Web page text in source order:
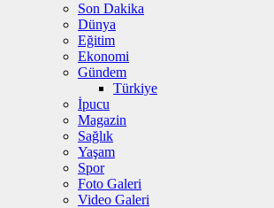
Son Dakika
Dünya
Eğitim
Ekonomi
Gündem
Türkiye
İpucu
Magazin
Sağlık
Yaşam
Spor
Foto Galeri
Video Galeri